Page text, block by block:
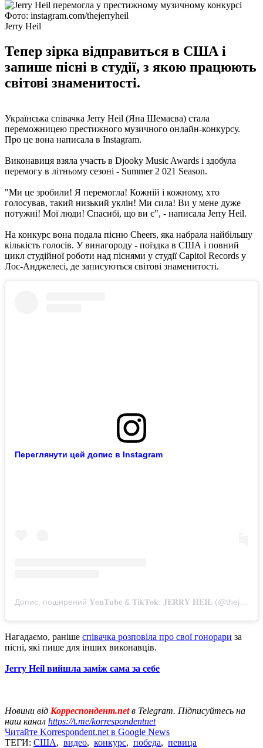
Фото: instagram.com/thejerryheil
Jerry Heil
Тепер зірка відправиться в США і
запише пісні в студії, з якою працюють
світові знаменитості.
Українська співачка Jerry Heil (Яна Шемаєва) стала
переможницею престижного музичного онлайн-конкурсу.
Про це вона написала в Instagram.
Виконавиця взяла участь в Djooky Music Awards і здобула
перемогу в літньому сезоні - Summer 2 021 Season.
"Ми це зробили! Я перемогла! Кожній і кожному, хто
голосував, такий низький уклін! Ми сила! Ви у мене дуже
потужні! Мої люди! Спасибі, що ви є", - написала Jerry Heil.
На конкурс вона подала пісню Cheers, яка набрала найбільшу
кількість голосів. У винагороду - поїздка в США і повний
цикл студійної роботи над піснями у студії Capitol Records у
Лос-Анджелесі, де записуються світові знаменитості.
Переглянути цей допис в Instagram
Допис, поширений 𝐘𝐨𝐮𝐓𝐮𝐛𝐞 & 𝐓𝐢𝐤𝐓𝐨𝐤: 𝐉𝐄𝐑𝐑𝐘 𝐇𝐄𝐈𝐋 (@thejerryheil)
Нагадаємо, раніше співачка розповіла про свої гонорари за
пісні, які пише для інших виконавців.
Jerry Heil вийшла заміж сама за себе
Новини від Корреспондент.netв Telegram. Підписуйтесь на
наш канал https://t.me/korrespondentnet
Читайте Korrespondent.net в Google News
ТЕГИ: США, видео, конкурс, победа, певица